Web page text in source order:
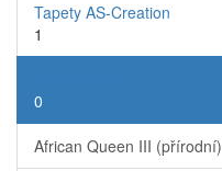
Tapety AS-Creation
1
0
African Queen III (přírodní)